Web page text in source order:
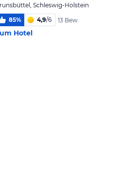
Schleswig-Holstein
85% 4,9/6 13 Bew.
Hotel